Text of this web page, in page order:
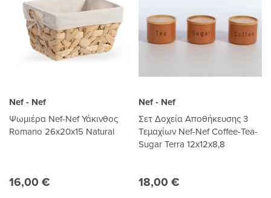
Nef - Nef
Ψωμιέρα Nef-Nef Υάκινθος
Romano 26x20x15 Natural
16,00 €
Nef - Nef
Σετ Δοχεία Αποθήκευσης 3
Τεμαχίων Nef-Nef Coffee-Tea-
Sugar Terra 12x12x8,8
18,00 €